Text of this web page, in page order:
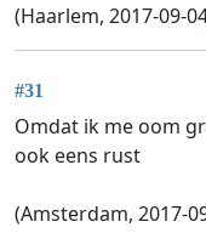
(Haarlem, 2017-09-
#31
Omdat ik me oom
ook eens rust
(Amsterdam, 2017-